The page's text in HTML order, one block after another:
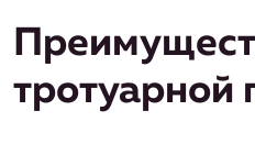
тротуарной